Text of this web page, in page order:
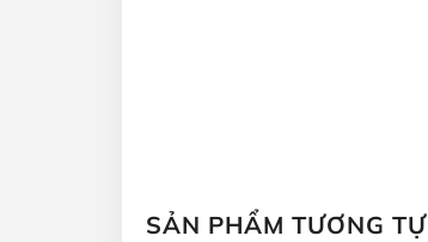
SẢN PHẨM TƯƠNG TỰ